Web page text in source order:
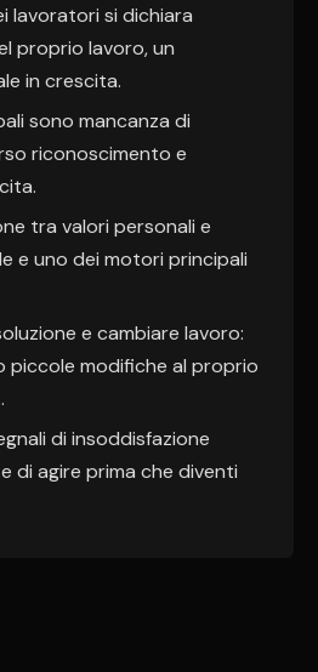
lavoratori si dichiara
proprio lavoro, un
in crescita.
sono mancanza di
riconoscimento e
tra valori personali e
e uno dei motori principali
e cambiare lavoro:
piccole modifiche al proprio
di insoddisfazione
di agire prima che diventi